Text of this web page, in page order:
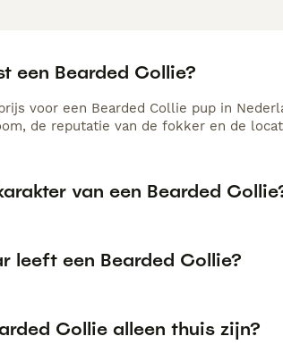
een Bearded Collie?
voor een Bearded Collie pup in
de reputatie van de fokker en de
van een Bearded
leeft een Bearded Collie?
Collie alleen thuis zijn?